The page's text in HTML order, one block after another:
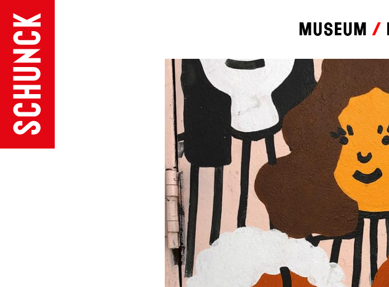
Museum